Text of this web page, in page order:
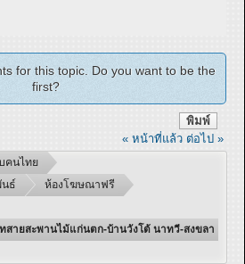
for this topic. Do you want to be the
first?
พิมพ์
« หน้าที่แล้ว ต่อไป »
คนไทย
นธ์
ห้องโฆษณาฟรี
สายสะพานไม้แก่นตก-บ้านวังโต้ นาทวี-สงขลา